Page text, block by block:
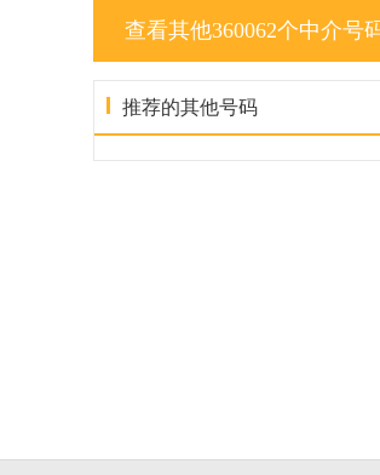
查看其他360062个中介号
推荐的其他号码